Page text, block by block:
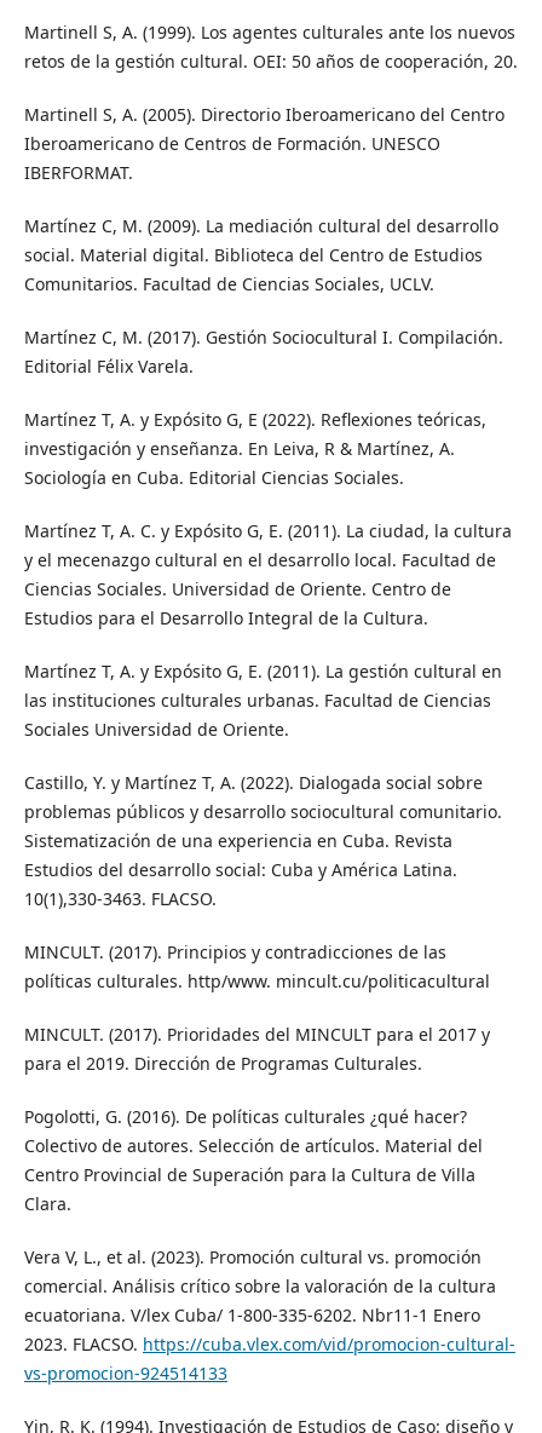
Martinell S, A. (1999). Los agentes culturales ante los nuevos
retos de la gestión cultural. OEI: 50 años de cooperación, 20.
Martinell S, A. (2005). Directorio Iberoamericano del Centro
Iberoamericano de Centros de Formación. UNESCO
IBERFORMAT.
Martínez C, M. (2009). La mediación cultural del desarrollo
social. Material digital. Biblioteca del Centro de Estudios
Comunitarios. Facultad de Ciencias Sociales, UCLV.
Martínez C, M. (2017). Gestión Sociocultural I. Compilación.
Editorial Félix Varela.
Martínez T, A. y Expósito G, E (2022). Reflexiones teóricas,
investigación y enseñanza. En Leiva, R & Martínez, A.
Sociología en Cuba. Editorial Ciencias Sociales.
Martínez T, A. C. y Expósito G, E. (2011). La ciudad, la cultura
y el mecenazgo cultural en el desarrollo local. Facultad de
Ciencias Sociales. Universidad de Oriente. Centro de
Estudios para el Desarrollo Integral de la Cultura.
Martínez T, A. y Expósito G, E. (2011). La gestión cultural en
las instituciones culturales urbanas. Facultad de Ciencias
Sociales Universidad de Oriente.
Castillo, Y. y Martínez T, A. (2022). Dialogada social sobre
problemas públicos y desarrollo sociocultural comunitario.
Sistematización de una experiencia en Cuba. Revista
Estudios del desarrollo social: Cuba y América Latina.
10(1),330-3463. FLACSO.
MINCULT. (2017). Principios y contradicciones de las
políticas culturales. http/www. mincult.cu/politicacultural
MINCULT. (2017). Prioridades del MINCULT para el 2017 y
para el 2019. Dirección de Programas Culturales.
Pogolotti, G. (2016). De políticas culturales ¿qué hacer?
Colectivo de autores. Selección de artículos. Material del
Centro Provincial de Superación para la Cultura de Villa
Clara.
Vera V, L., et al. (2023). Promoción cultural vs. promoción
comercial. Análisis crítico sobre la valoración de la cultura
ecuatoriana. V/lex Cuba/ 1-800-335-6202. Nbr11-1 Enero
2023. FLACSO. https://cuba.vlex.com/vid/promocion-cultural-
vs-promocion-924514133
Yin, R. K. (1994). Investigación de Estudios de Caso: diseño y